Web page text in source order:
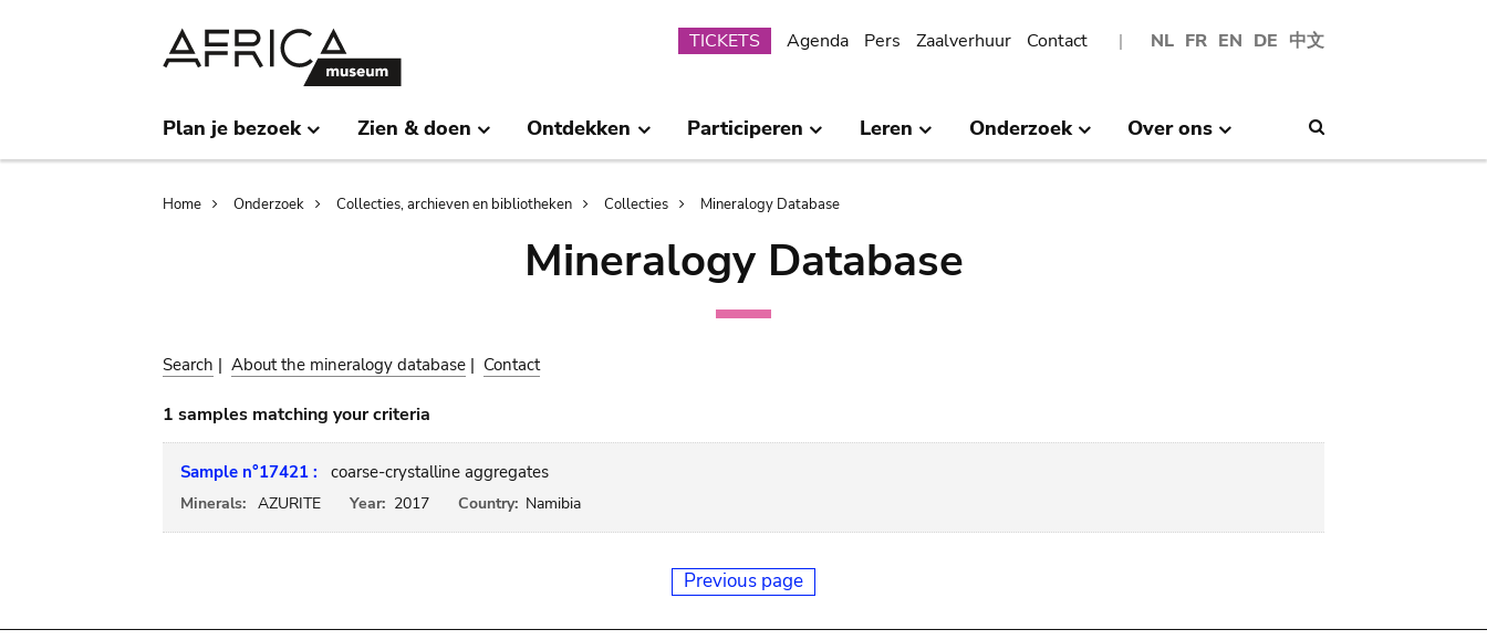
NL FR EN DE 中文
Submenu
TICKETS Agenda Pers Zaalverhuur Contact
Plan je bezoek Zien & doen Ontdekken Participeren Leren Onderzoek Over ons
Breadcrumb
Home Onderzoek Collecties, archieven en bibliotheken Collecties Mineralogy Database
Mineralogy Database
Search | About the mineralogy database | Contact
1 samples matching your criteria
Sample n°17421 : coarse-crystalline aggregates
Minerals: AZURITE Year: 2017 Country: Namibia
Previous page